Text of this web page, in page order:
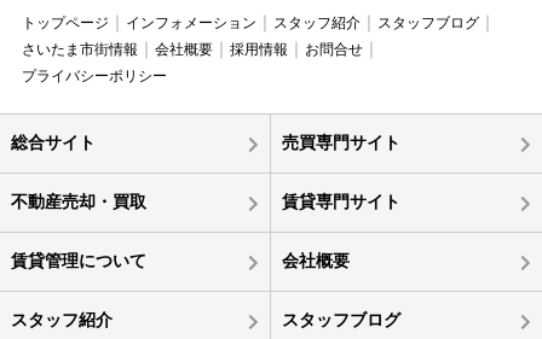
トップページ インフォメーション スタッフ紹介
スタッフブログ
さいたま市街情報
会社概要 採用情報
お問合せ
プライバシーポリシー
総合サイト 売買専門サイト
不動産売却・買取 賃貸専門サイト
賃貸管理について 会社概要
スタッフ紹介 スタッフブログ